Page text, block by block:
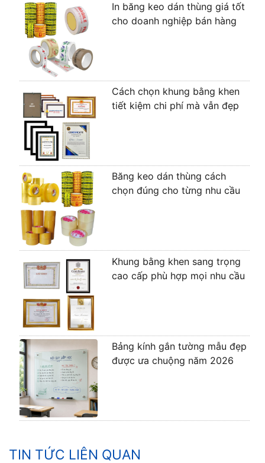
In băng keo dán thùng giá tốt
cho doanh nghiệp bán hàng
Cách chọn khung bằng khen
tiết kiệm chi phí mà vẫn đẹp
Băng keo dán thùng cách
chọn đúng cho từng nhu cầu
Khung bằng khen sang trọng
cao cấp phù hợp mọi nhu cầu
Bảng kính gắn tường mẫu đẹp
được ưa chuộng năm 2026
TIN TỨC LIÊN QUAN